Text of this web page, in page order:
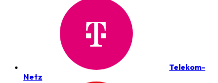
Telekom-
Netz